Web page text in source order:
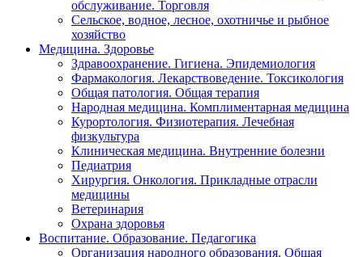
обслуживание. Торговля
Сельское, водное, лесное, охотничье и рыбное
хозяйство
Медицина. Здоровье
Здравоохранение. Гигиена. Эпидемиология
Фармакология. Лекарствоведение. Токсикология
Общая патология. Общая терапия
Народная медицина. Комплиментарная медицина
Курортология. Физиотерапия. Лечебная
физкультура
Клиническая медицина. Внутренние болезни
Педиатрия
Хирургия. Онкология. Прикладные отрасли
медицины
Ветеринария
Охрана здоровья
Воспитание. Образование. Педагогика
Организация народного образования. Общая